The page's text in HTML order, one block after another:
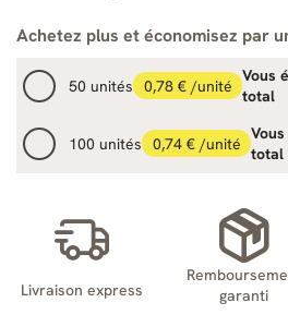
Achetez plus et économisez par
50 unités 0,78 € /unité
Vous
total
100 unités 0,74 € /unité
total
Livraison express
garanti